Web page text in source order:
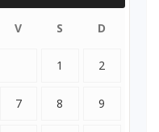
V S D
1 2
7 8 9